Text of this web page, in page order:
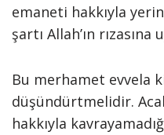
emaneti hakkıyla
şartı Allah’ın
Bu merhamet evvela
düşündürtmelidir.
hakkıyla